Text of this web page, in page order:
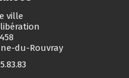
ville
du-Rouvray